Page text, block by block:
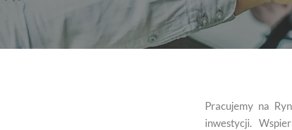
Pracujemy na
inwestycji.